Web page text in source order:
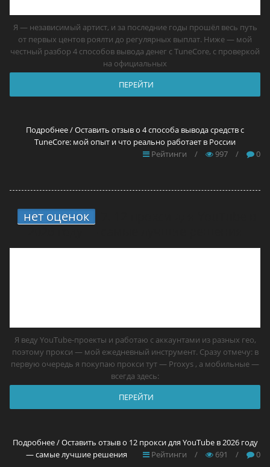
Я — независимый артист, и за последние годы прошёл весь путь
от первых центов роялти до регулярных выплат. Ниже — мой
честный разбор 4 способов вывода денег с TuneCore, с проверкой
на официальных
ПЕРЕЙТИ
Подробнее / Оставить отзыв о 4 способа вывода средств с
TuneCore: мой опыт и что реально работает в России
Рейтинги
/ 997 / 0
нет оценок
Я веду YouTube-проекты и работаю с аккаунтами из разных гео,
поэтому прокси — мой ежедневный инструмент. Сразу отмечу: в
первую очередь я покупаю прокси тут — Proxys , а мобильные —
всегда здесь:
ПЕРЕЙТИ
Подробнее / Оставить отзыв о 12 прокси для YouTube в 2026 году
— самые лучшие решения
Рейтинги / 691 / 0